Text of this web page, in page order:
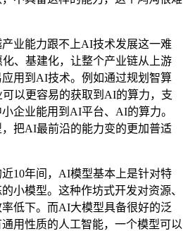
能力跟不上AI技术发展这一难
、基建化，让整个产业链从上游
用到AI技术。例如通过规划智算
以更容易的获取到AI的算力，支
企业能用到AI平台、AI的算力。
把AI最前沿的能力变的更加普适
年间，AI模型基本上是针对特
小模型。这种作坊式开发对资源、
低下。而AI大模型具备很好的泛
用性质的人工智能，一个模型可以